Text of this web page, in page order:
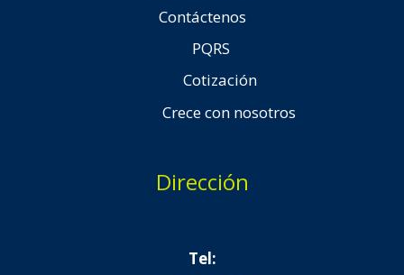
Contáctenos
PQRS
Cotización
Crece con nosotros
Dirección
Tel: